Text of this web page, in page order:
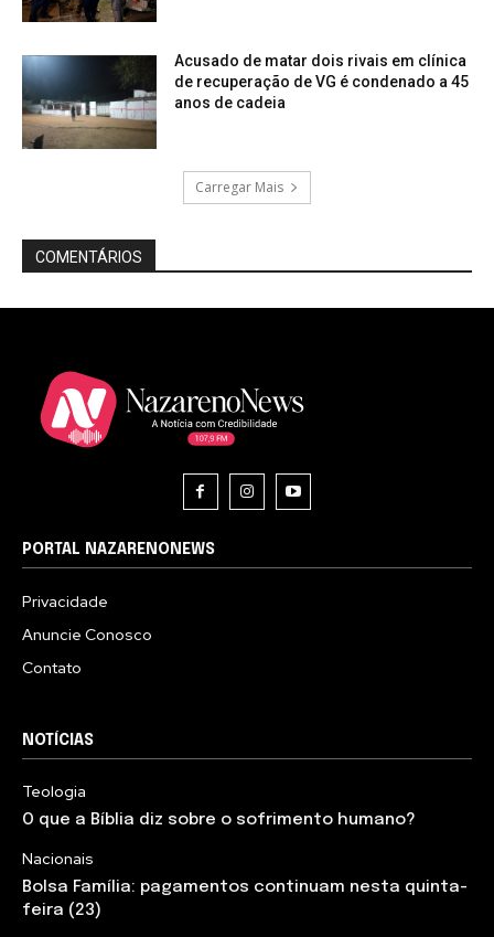
Acusado de matar dois rivais em clínica
de recuperação de VG é condenado a 45
anos de cadeia
Carregar Mais
COMENTÁRIOS
PORTAL NAZARENONEWS
Privacidade
Anuncie Conosco
Contato
NOTÍCIAS
Teologia
O que a Bíblia diz sobre o sofrimento humano?
Nacionais
Bolsa Família: pagamentos continuam nesta quinta-
feira (23)